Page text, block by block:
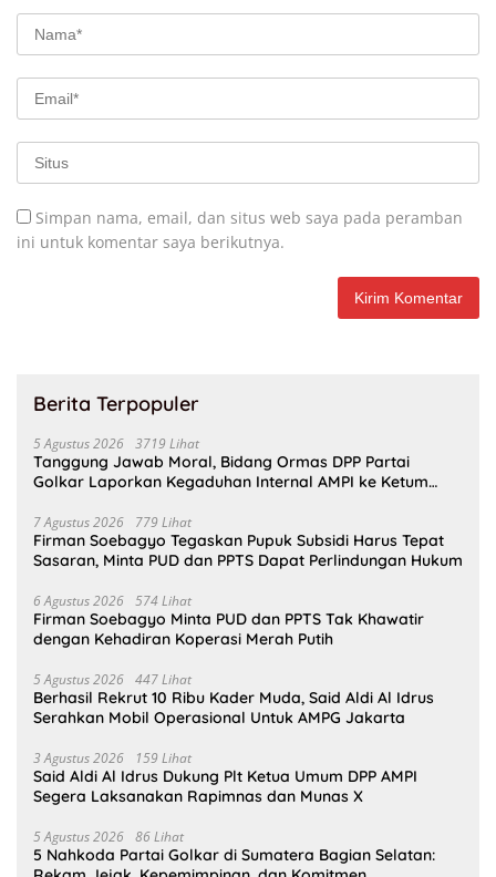
Simpan nama, email, dan situs web saya pada peramban
ini untuk komentar saya berikutnya.
Berita Terpopuler
5 Agustus 2026 3719 Lihat
Tanggung Jawab Moral, Bidang Ormas DPP Partai
Golkar Laporkan Kegaduhan Internal AMPI ke Ketum
7 Agustus 2026 779 Lihat
Firman Soebagyo Tegaskan Pupuk Subsidi Harus Tepat
Sasaran, Minta PUD dan PPTS Dapat Perlindungan Hukum
6 Agustus 2026 574 Lihat
Firman Soebagyo Minta PUD dan PPTS Tak Khawatir
dengan Kehadiran Koperasi Merah Putih
5 Agustus 2026 447 Lihat
Berhasil Rekrut 10 Ribu Kader Muda, Said Aldi Al Idrus
Serahkan Mobil Operasional Untuk AMPG Jakarta
3 Agustus 2026 159 Lihat
Said Aldi Al Idrus Dukung Plt Ketua Umum DPP AMPI
Segera Laksanakan Rapimnas dan Munas X
5 Agustus 2026 86 Lihat
5 Nahkoda Partai Golkar di Sumatera Bagian Selatan: